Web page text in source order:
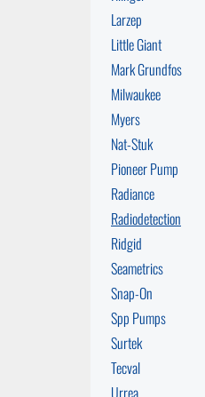
Larzep
Little Giant
Mark Grundfos
Milwaukee
Myers
Nat-Stuk
Pioneer Pump
Radiance
Radiodetection
Ridgid
Seametrics
Snap-On
Spp Pumps
Surtek
Tecval
Urrea